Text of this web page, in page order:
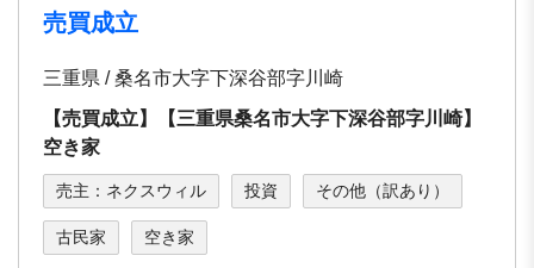
売買成立
三重県 / 桑名市大字下深谷部字川崎
【売買成立】【三重県桑名市⼤字下深⾕部字川崎】
空き家
売主：ネクスウィル 投資 その他（訳あり）
古民家 空き家